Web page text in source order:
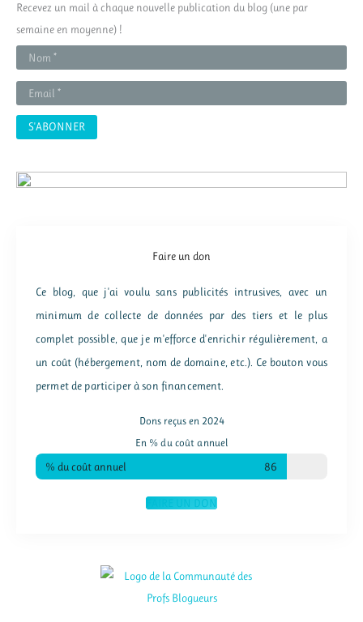
r
c
h
e
:
Recevez un mail à chaque nouvelle publication du blog (une par
semaine en moyenne) !
Faire un don
Ce blog, que j'ai voulu sans publicités intrusives, avec un
minimum de collecte de données par des tiers et le plus
complet possible, que je m'efforce d'enrichir régulièrement, a
un coût (hébergement, nom de domaine, etc.). Ce bouton vous
permet de participer à son financement.
Dons reçus en 2024
En % du coût annuel
% du coût annuel 86
FAIRE UN DON